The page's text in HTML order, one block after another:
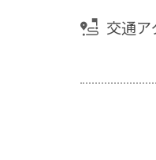
交通ア